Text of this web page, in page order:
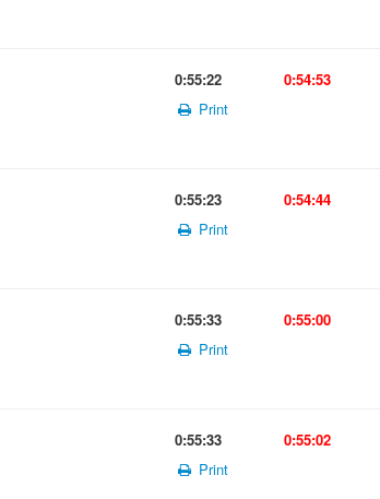
0:55:22
0:54:53
Print
0:55:23
0:54:44
Print
0:55:33
0:55:00
Print
0:55:33
0:55:02
Print